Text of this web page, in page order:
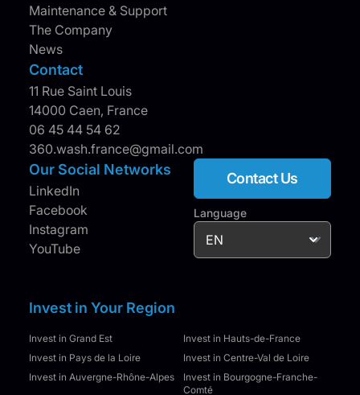
Maintenance & Support
The Company
News
Contact
11 Rue Saint Louis
14000 Caen, France
06 45 44 54 62
360.wash.france@gmail.com
Our Social Networks
LinkedIn
Facebook
Instagram
YouTube
Contact Us
Language
Invest in Your Region
Invest in Grand Est
Invest in Hauts-de-France
Invest in Pays de la Loire
Invest in Centre-Val de Loire
Invest in Auvergne-Rhône-Alpes
Invest in Bourgogne-Franche-
Comté